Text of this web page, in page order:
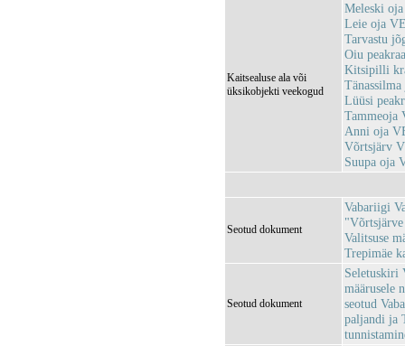
Kaitsealuse ala või
üksikobjekti veekogud
Meleski
Leie oja
Tarvastu
Oiu
Kitsipilli
Lüüsi
Tammeoja
Anni oja
Võrtsjärv
Suupa oja
Seotud dokument
Vabariigi
"Võrtsjärve
Valitsuse
Trepimäe
Seotud dokument
Seletuskiri
määrusele
seotud
paljandi ja